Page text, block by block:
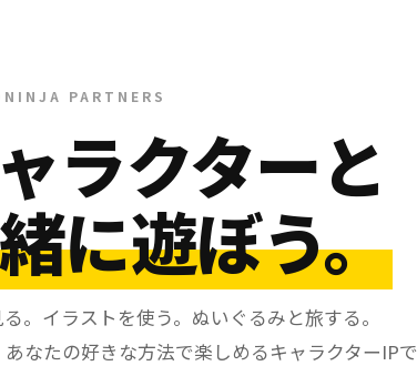
PARTNERS
ラクターと
に遊ぼう。
。イラストを使う。ぬいぐるみと旅する。
あなたの好きな方法で楽しめるキャラクターIPで